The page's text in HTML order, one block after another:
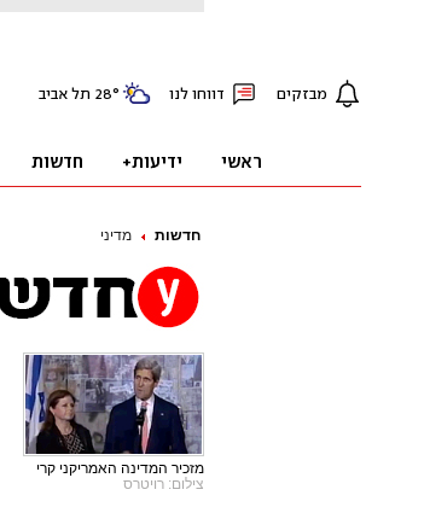
חדשות מדיני
מזכיר המדינה האמריקני קרי
צילום: רויטרס